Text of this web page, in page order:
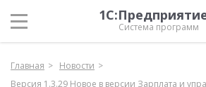
Система программ
Главная
Новости
Версия 1.3.29 Новое в версии Зарплата и